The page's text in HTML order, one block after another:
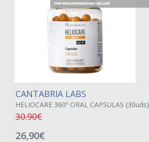
PVP RECOMENDADO. 42.24€
CANTABRIA LABS
HELIOCARE 360º ORAL CAPSULAS (30uds)
30.90€
26,90€